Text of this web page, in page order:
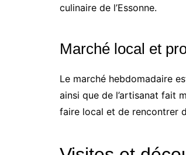
culinaire de l’Essonne.
Marché local et
Le marché hebdomadaire
ainsi que de l’artisanat fait
faire local et de rencontrer